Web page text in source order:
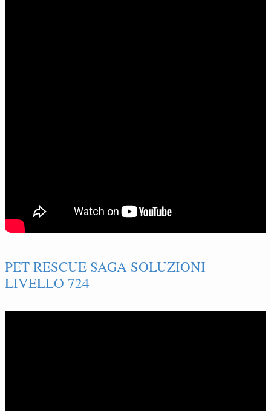
PET RESCUE SAGA SOLUZIONI
LIVELLO 724